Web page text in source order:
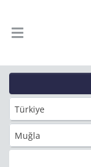
Türkiye
Muğla